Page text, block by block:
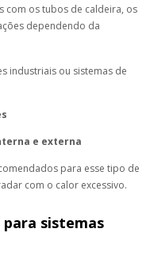
com os tubos de caldeira, os
dependendo da
industriais ou sistemas de
e externa
para esse tipo de
com o calor excessivo.
sistemas